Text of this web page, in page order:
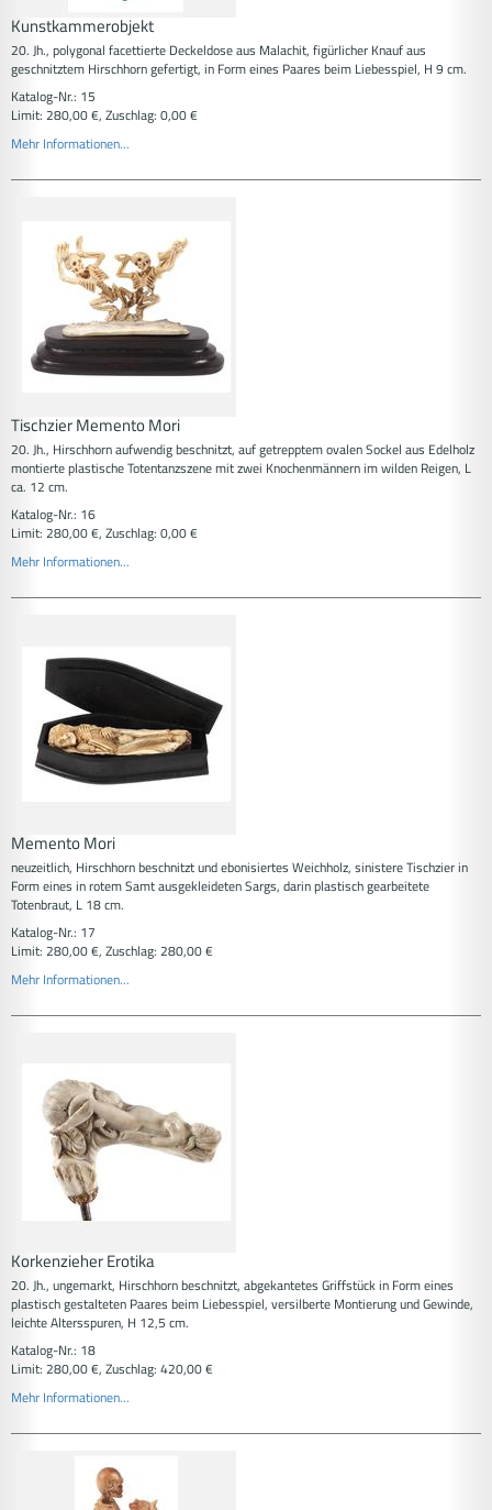
Kunstkammerobjekt
20. Jh., polygonal facettierte Deckeldose aus Malachit, figürlicher Knauf aus
geschnitztem Hirschhorn gefertigt, in Form eines Paares beim Liebesspiel, H 9 cm.
Katalog-Nr.: 15
Limit: 280,00 €, Zuschlag: 0,00 €
Mehr Informationen...
Tischzier Memento Mori
20. Jh., Hirschhorn aufwendig beschnitzt, auf getrepptem ovalen Sockel aus Edelholz
montierte plastische Totentanzszene mit zwei Knochenmännern im wilden Reigen, L
ca. 12 cm.
Katalog-Nr.: 16
Limit: 280,00 €, Zuschlag: 0,00 €
Mehr Informationen...
Memento Mori
neuzeitlich, Hirschhorn beschnitzt und ebonisiertes Weichholz, sinistere Tischzier in
Form eines in rotem Samt ausgekleideten Sargs, darin plastisch gearbeitete
Totenbraut, L 18 cm.
Katalog-Nr.: 17
Limit: 280,00 €, Zuschlag: 280,00 €
Mehr Informationen...
Korkenzieher Erotika
20. Jh., ungemarkt, Hirschhorn beschnitzt, abgekantetes Griffstück in Form eines
plastisch gestalteten Paares beim Liebesspiel, versilberte Montierung und Gewinde,
leichte Altersspuren, H 12,5 cm.
Katalog-Nr.: 18
Limit: 280,00 €, Zuschlag: 420,00 €
Mehr Informationen...